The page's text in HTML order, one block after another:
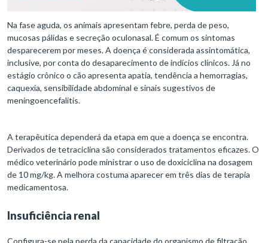
Na fase aguda, os animais apresentam febre, perda de peso,
mucosas pálidas e secreção oculonasal. É comum os sintomas
desparecerem por meses. A doença é considerada assintomática,
inclusive, por conta do desaparecimento de indícios clínicos. Já no
estágio crônico o cão apresenta apatia, tendência a hemorragias,
caquexia, sensibilidade abdominal e sinais sugestivos de
meningoencefalitis.
A terapêutica dependerá da etapa em que a doença se encontra.
Derivados de tetraciclina são considerados tratamentos eficazes. O
médico veterinário pode ministrar o uso de doxiciclina na dosagem
de 10 mg/kg. A melhora costuma aparecer em três dias de terapia
medicamentosa.
Insuficiência renal